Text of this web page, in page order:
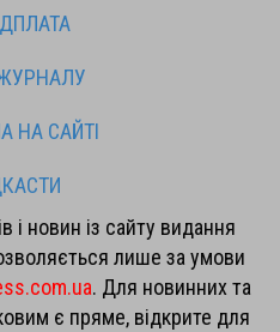
НА САЙТІ
і новин із сайту видання
лише за умови
. Для новинних та
є пряме, відкрите для